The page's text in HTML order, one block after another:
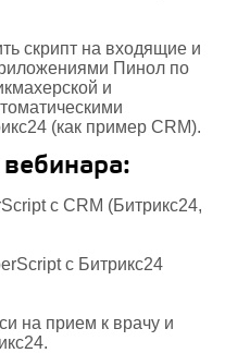
скрипт на входящие и
Пинол по
и
(как пример CRM).
с CRM (Битрикс24,
с Битрикс24
на прием к врачу и